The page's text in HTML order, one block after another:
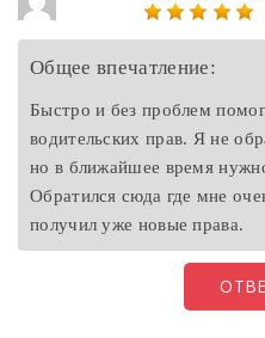
Общее впечатление:
Быстро и без проблем
водительских прав. Я не
но в ближайшее время
Обратился сюда где мне
получил уже новые права.